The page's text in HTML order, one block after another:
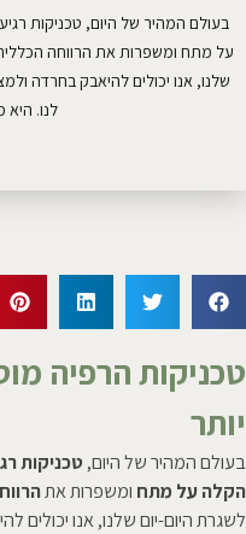
בעולם המהיר של היום, טכניקות
על מתח ומשפרות את הרווחה
שלנו, אנו יכולים להיאבק בחרדה
לנו.
טכניקות הרפיה
יותר
בעולם המהיר של היום,טכניקות
הקלה על מתח ומשפרות את
לשגרת היום-יום שלנו, אנו